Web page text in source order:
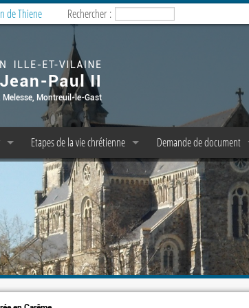
de Thiene Rechercher :
C P A E
dominicale
de prière
Etapes de la vie chrétienne
Baptême
Confession/Réconciliation
Première Communion
Profession de Foi
Confirmation
Mariage
Demande de document
Copie d’acte de baptême